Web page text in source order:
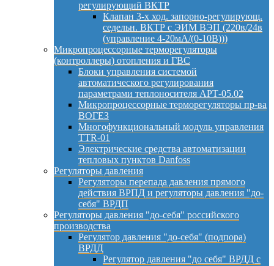
регулирующий ВКТР
Клапан 3-х ход. запорно-регулирующ.
седельн. ВКТР с ЭИМ ВЭП (220в/24в
(управление 4-20мА/(0-10В)))
Микропроцессорные терморегуляторы
(контроллеры) отопления и ГВС
Блоки управления системой
автоматического регулирования
параметрами теплоносителя АРТ-05.02
Микропроцессорные терморегуляторы пр-ва
ВОГЕЗ
Многофункциональный модуль управления
TTR-01
Электрические средства автоматизации
тепловых пунктов Danfoss
Регуляторы давления
Регуляторы перепада давления прямого
действия ВРПД и регуляторы давления "до-
себя" ВРДП
Регуляторы давления "до-себя" российского
производства
Регулятор давления "до-себя" (подпора)
ВРДД
Регулятор давления "до себя" ВРДД с